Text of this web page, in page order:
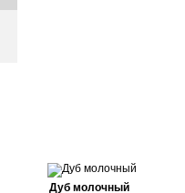
Дуб молочный